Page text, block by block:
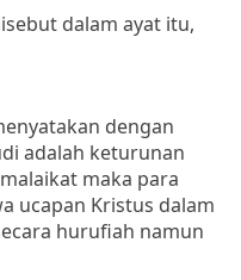
dalam ayat itu,
dengan
adalah keturunan
maka para
ucapan Kristus dalam
hurufiah namun